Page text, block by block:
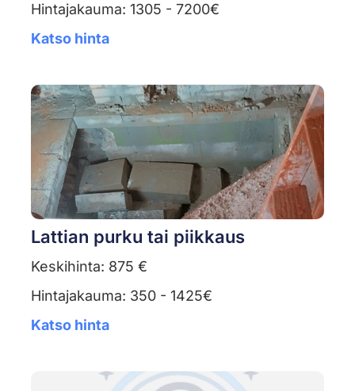
Hintajakauma: 1305 - 7200€
Katso hinta
Lattian purku tai piikkaus
Keskihinta: 875 €
Hintajakauma: 350 - 1425€
Katso hinta